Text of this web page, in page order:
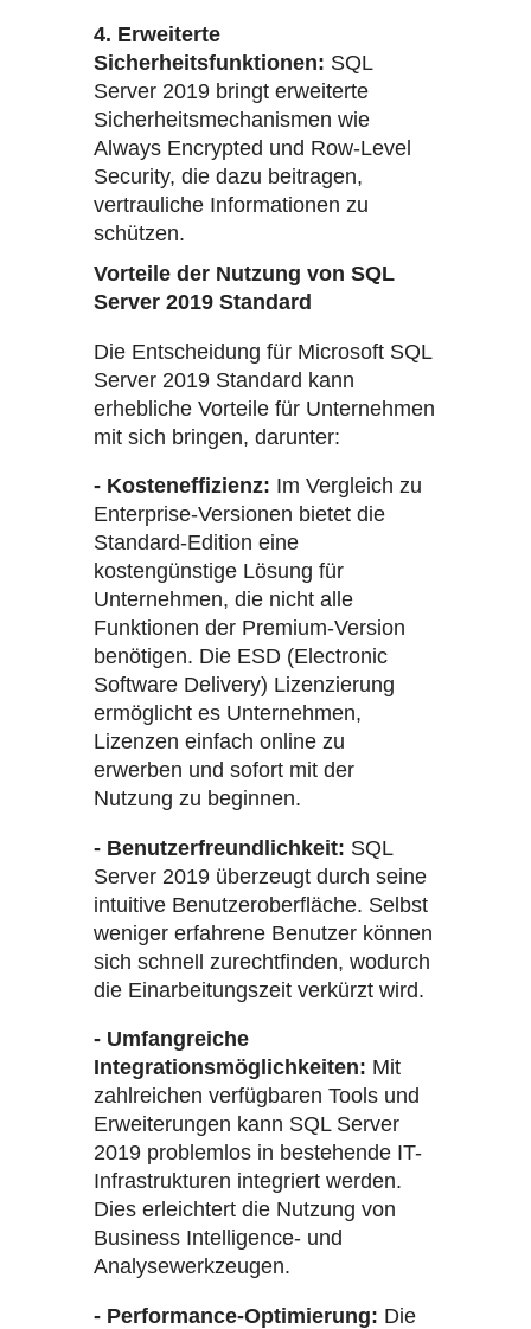
4. Erweiterte
Sicherheitsfunktionen: SQL
Server 2019 bringt erweiterte
Sicherheitsmechanismen wie
Always Encrypted und Row-Level
Security, die dazu beitragen,
vertrauliche Informationen zu
schützen.
Vorteile der Nutzung von SQL
Server 2019 Standard
Die Entscheidung für Microsoft SQL
Server 2019 Standard kann
erhebliche Vorteile für Unternehmen
mit sich bringen, darunter:
- Kosteneffizienz: Im Vergleich zu
Enterprise-Versionen bietet die
Standard-Edition eine
kostengünstige Lösung für
Unternehmen, die nicht alle
Funktionen der Premium-Version
benötigen. Die ESD (Electronic
Software Delivery) Lizenzierung
ermöglicht es Unternehmen,
Lizenzen einfach online zu
erwerben und sofort mit der
Nutzung zu beginnen.
- Benutzerfreundlichkeit: SQL
Server 2019 überzeugt durch seine
intuitive Benutzeroberfläche. Selbst
weniger erfahrene Benutzer können
sich schnell zurechtfinden, wodurch
die Einarbeitungszeit verkürzt wird.
- Umfangreiche
Integrationsmöglichkeiten: Mit
zahlreichen verfügbaren Tools und
Erweiterungen kann SQL Server
2019 problemlos in bestehende IT-
Infrastrukturen integriert werden.
Dies erleichtert die Nutzung von
Business Intelligence- und
Analysewerkzeugen.
- Performance-Optimierung: Die